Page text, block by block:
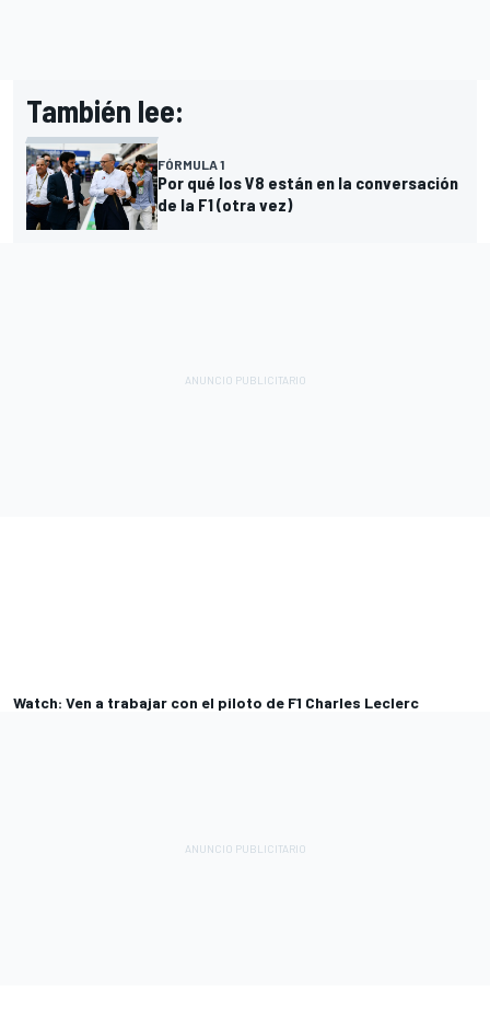
También lee:
FÓRMULA 1
Por qué los V8 están en la conversación
de la F1 (otra vez)
Watch: Ven a trabajar con el piloto de F1 Charles Leclerc